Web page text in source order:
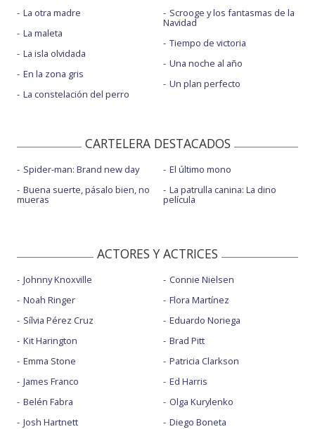
La otra madre
La maleta
La isla olvidada
En la zona gris
La constelación del perro
Scrooge y los fantasmas de la
Navidad
Tiempo de victoria
Una noche al año
Un plan perfecto
CARTELERA DESTACADOS
Spider-man: Brand new day
Buena suerte, pásalo bien, no
mueras
El último mono
La patrulla canina: La dino
película
ACTORES Y ACTRICES
Johnny Knoxville
Noah Ringer
Sílvia Pérez Cruz
Kit Harington
Emma Stone
James Franco
Belén Fabra
Josh Hartnett
Connie Nielsen
Flora Martínez
Eduardo Noriega
Brad Pitt
Patricia Clarkson
Ed Harris
Olga Kurylenko
Diego Boneta